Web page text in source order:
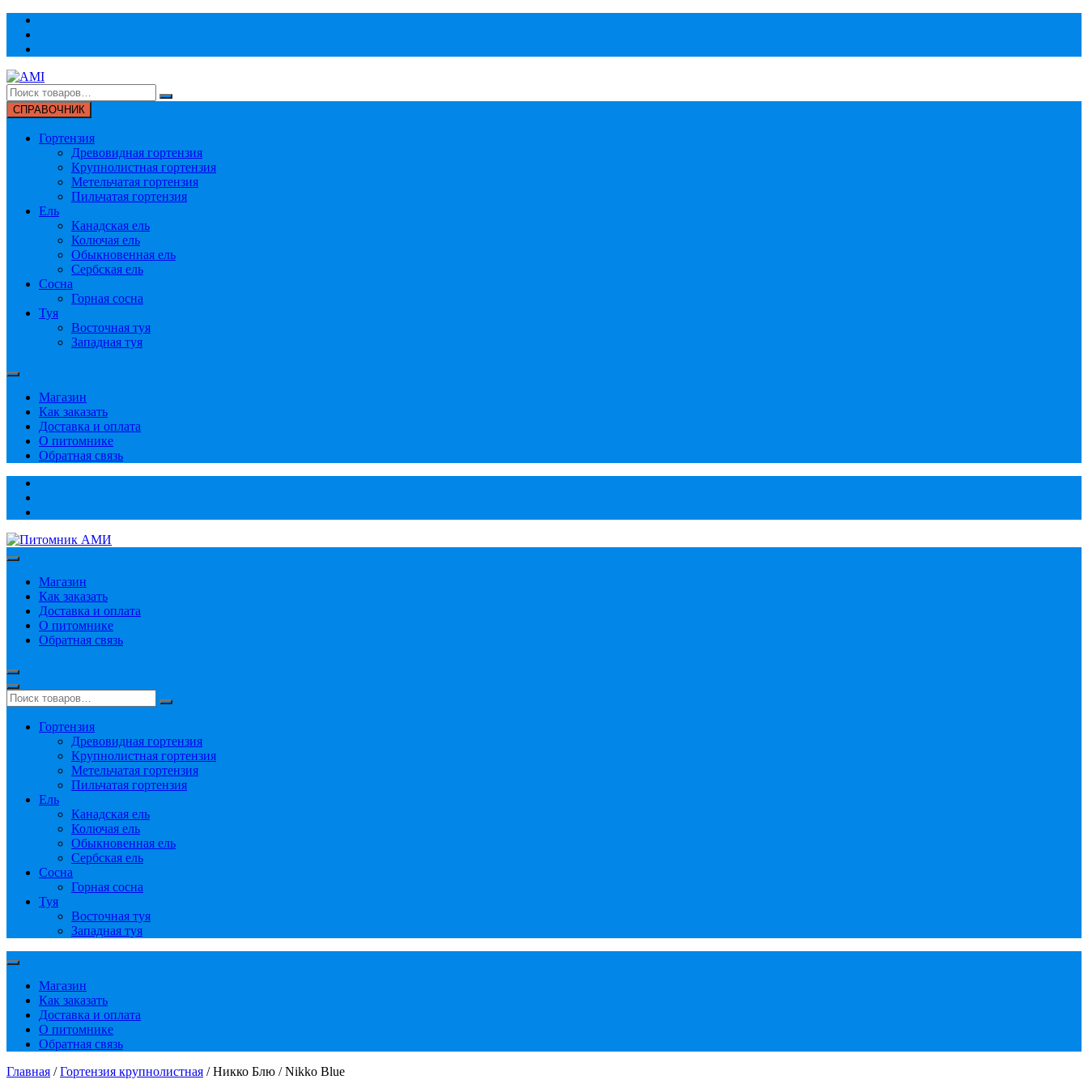
Перейти
содержимому
СПРАВОЧНИК
Гортензия
Древовидная гортензия
Крупнолистная гортензия
Метельчатая гортензия
Пильчатая гортензия
Ель
Канадская ель
Колючая ель
Обыкновенная ель
Сербская ель
Сосна
Горная сосна
Туя
Восточная туя
Западная туя
Магазин
Как заказать
Доставка и оплата
О питомнике
Обратная связь
Магазин
Как заказать
Доставка и оплата
О питомнике
Обратная связь
Гортензия
Древовидная гортензия
Крупнолистная гортензия
Метельчатая гортензия
Пильчатая гортензия
Ель
Канадская ель
Колючая ель
Обыкновенная ель
Сербская ель
Сосна
Горная сосна
Туя
Восточная туя
Западная туя
Магазин
Как заказать
Доставка и оплата
О питомнике
Обратная связь
Главная /Гортензия крупнолистная / Никко Блю / Nikko Blue